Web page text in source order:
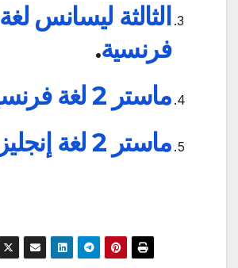
الثالثة ليسانس لغة
فرنسية.
ماستر 2 لغة فرنسية.
ماستر 2 لغة إنجليزية.